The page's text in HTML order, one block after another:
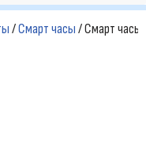
/Смарт часы/ Смарт часы